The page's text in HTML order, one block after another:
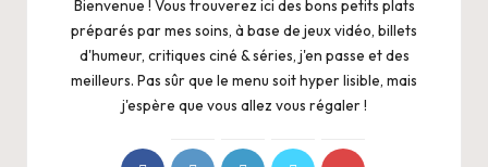
Bienvenue ! Vous trouverez ici des bons petits plats
préparés par mes soins, à base de jeux vidéo, billets
d'humeur, critiques ciné & séries, j'en passe et des
meilleurs. Pas sûr que le menu soit hyper lisible, mais
j'espère que vous allez vous régaler !